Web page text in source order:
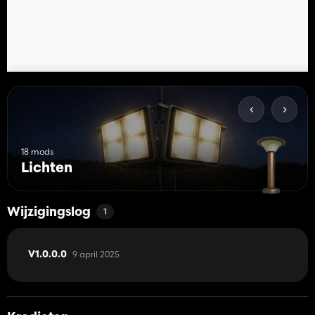
18 mods
Lichten
Wijzigingslog 1
V1.0.0.0 9 april 2025